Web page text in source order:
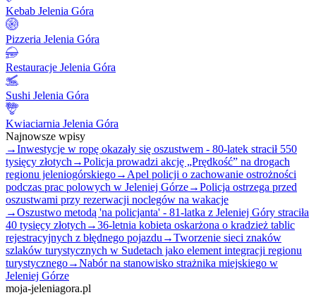
Kebab Jelenia Góra
Pizzeria Jelenia Góra
Restauracje Jelenia Góra
Sushi Jelenia Góra
Kwiaciarnia Jelenia Góra
Najnowsze wpisy
→Inwestycje w ropę okazały się oszustwem - 80-latek stracił 550
tysięcy złotych →Policja prowadzi akcję „Prędkość” na drogach
regionu jeleniogórskiego→ Apel policji o zachowanie ostrożności
podczas prac polowych w Jeleniej Górze→Policja ostrzega przed
oszustwami przy rezerwacji noclegów na wakacje
→Oszustwo metodą 'na policjanta' - 81-latka z Jeleniej Góry straciła
40 tysięcy złotych →36-letnia kobieta oskarżona o kradzież tablic
rejestracyjnych z błędnego pojazdu →Tworzenie sieci znaków
szlaków turystycznych w Sudetach jako element integracji regionu
turystycznego→Nabór na stanowisko strażnika miejskiego w
Jeleniej Górze
moja-jeleniagora.pl